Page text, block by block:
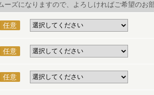
ーズになりますので、よろしければご希望のお
任意
任意
任意